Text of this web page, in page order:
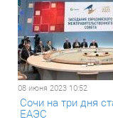
08 июня 2023 10:52
Сочи на три дня
ЕАЭС